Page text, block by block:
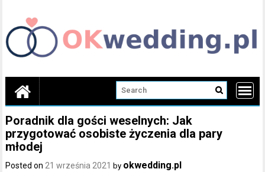
content
Poradnik dla gości weselnych: Jak
przygotować osobiste życzenia dla pary
młodej
Posted on 21 września 2021 by okwedding.pl